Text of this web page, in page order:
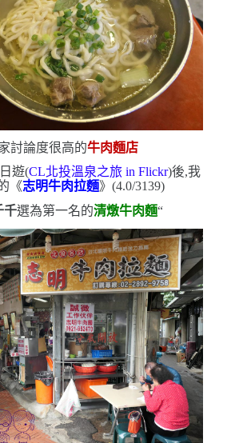
討論度很高的牛肉麵店
遊(CL北投溫泉之旅in Flickr)後,我
《志明牛肉拉麵》 (4.0/3139)
千選為第一名的清燉牛肉麵“